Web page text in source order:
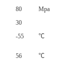
80
Mpa
30
-55 ℃
56 ℃